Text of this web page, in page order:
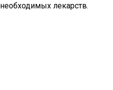
необходимых лекарств.